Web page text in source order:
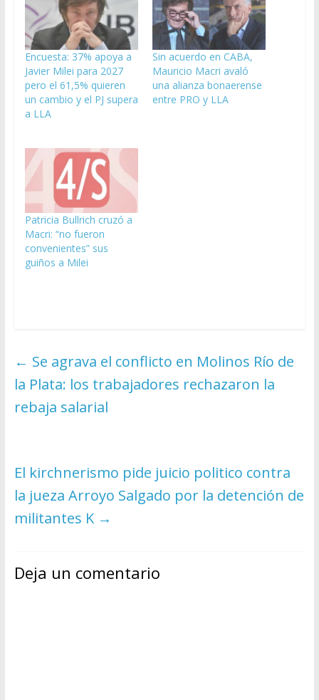
Encuesta: 37% apoya a
Javier Milei para 2027
pero el 61,5% quieren
un cambio y el PJ supera
a LLA
Sin acuerdo en CABA,
Mauricio Macri avaló
una alianza bonaerense
entre PRO y LLA
Patricia Bullrich cruzó a
Macri: “no fueron
convenientes” sus
guiños a Milei
← Se agrava el conflicto en Molinos Río de
la Plata: los trabajadores rechazaron la
rebaja salarial
El kirchnerismo pide juicio politico contra
la jueza Arroyo Salgado por la detención de
militantes K →
Deja un comentario